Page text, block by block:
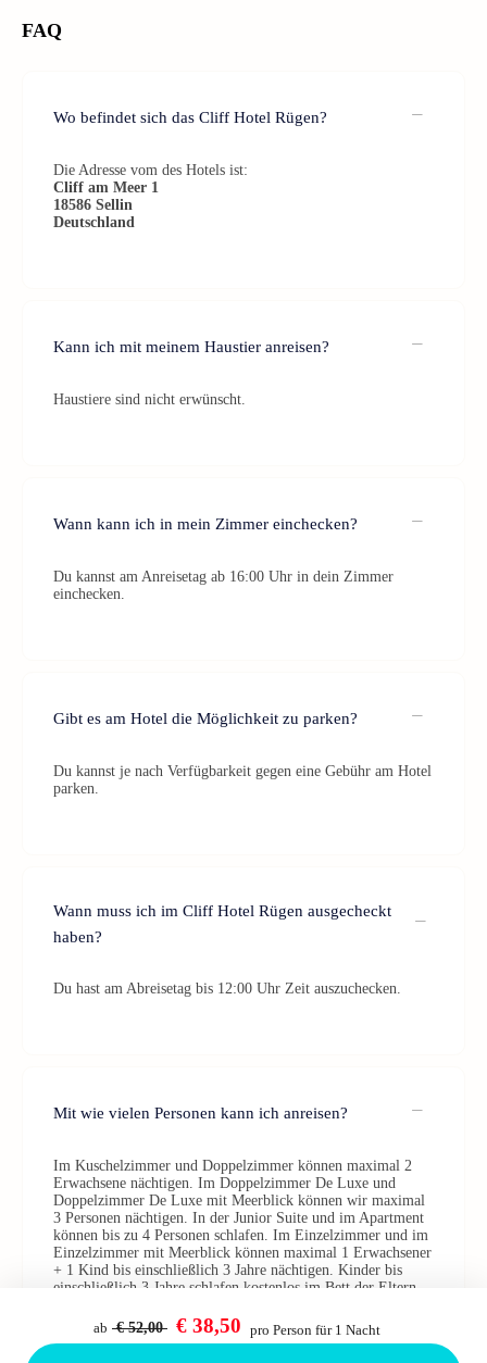
FAQ
Wo befindet sich das Cliff Hotel Rügen?
Die Adresse vom des Hotels ist:
Cliff am Meer 1
18586 Sellin
Deutschland
Kann ich mit meinem Haustier anreisen?
Haustiere sind nicht erwünscht.
Wann kann ich in mein Zimmer einchecken?
Du kannst am Anreisetag ab 16:00 Uhr in dein Zimmer
einchecken.
Gibt es am Hotel die Möglichkeit zu parken?
Du kannst je nach Verfügbarkeit gegen eine Gebühr am Hotel
parken.
Wann muss ich im Cliff Hotel Rügen ausgecheckt
haben?
Du hast am Abreisetag bis 12:00 Uhr Zeit auszuchecken.
Mit wie vielen Personen kann ich anreisen?
Im Kuschelzimmer und Doppelzimmer können maximal 2
Erwachsene nächtigen. Im Doppelzimmer De Luxe und
Doppelzimmer De Luxe mit Meerblick können wir maximal
3 Personen nächtigen. In der Junior Suite und im Apartment
können bis zu 4 Personen schlafen. Im Einzelzimmer und im
Einzelzimmer mit Meerblick können maximal 1 Erwachsener
+ 1 Kind bis einschließlich 3 Jahre nächtigen. Kinder bis
einschließlich 3 Jahre schlafen kostenlos im Bett der Eltern.
14 Jahre 50 €/Nacht.
ab € 52,00 € 38,50 pro Person für 1 Nacht